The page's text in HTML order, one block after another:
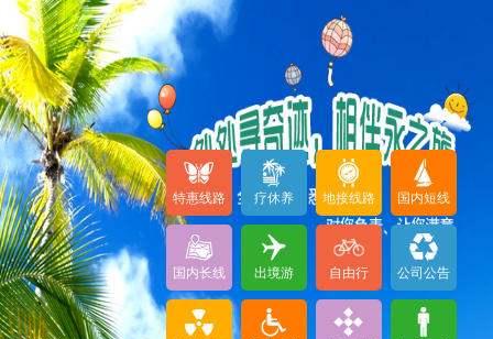
特惠线路 疗休养 地接线路 国内短线
国内长线 出境游 自由行 公司公告